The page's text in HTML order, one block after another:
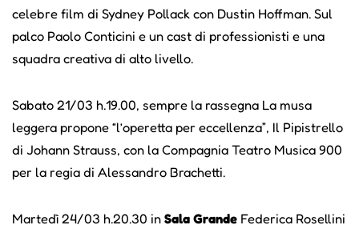
celebre film di Sydney Pollack con Dustin Hoffman. Sul
palco Paolo Conticini e un cast di professionisti e una
squadra creativa di alto livello.
Sabato 21/03 h.19.00, sempre la rassegna La musa
leggera propone “l’operetta per eccellenza”, Il Pipistrello
di Johann Strauss, con la Compagnia Teatro Musica 900
per la regia di Alessandro Brachetti.
Martedì 24/03 h.20.30 in Sala Grande Federica Rosellini